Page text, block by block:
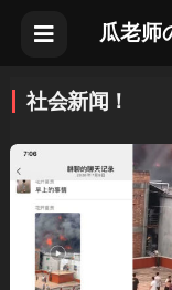
瓜老师
社会新闻！